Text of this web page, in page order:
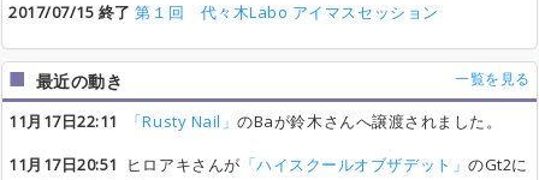
2017/07/15 終了 第１回 代々木Labo アイマスセッション
最近の動き 一覧を見る
11月17日22:11 「Rusty Nail」のBaが鈴木さんへ譲渡されました。
11月17日20:51
ヒロアキさんが 「ハイスクールオブザデット」のGt2に